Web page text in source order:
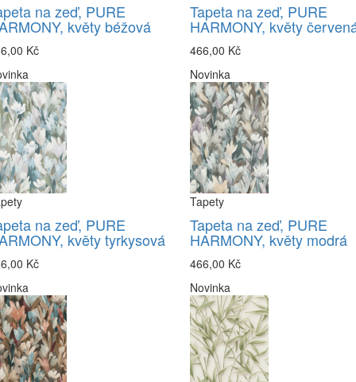
na zeď, PURE
květy béžová
Kč
Tapeta na zeď, PURE
HARMONY, květy
466,00 Kč
na zeď, PURE
květy tyrkysová
Kč
Novinka
Tapety
Tapeta na zeď, PURE
HARMONY, květy modrá
466,00 Kč
Novinka